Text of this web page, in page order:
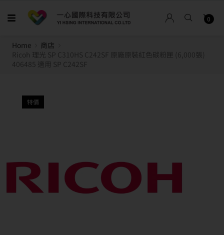
0
Home
商店
Ricoh 理光 SP C310HS C242SF 原廠原裝紅色碳粉匣 (6,000張)
406485 適用 SP C242SF
特價